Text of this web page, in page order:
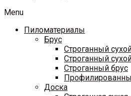
Menu
Пиломатериалы
Брус
Строганный
Строганный
Строганный брус
Доска